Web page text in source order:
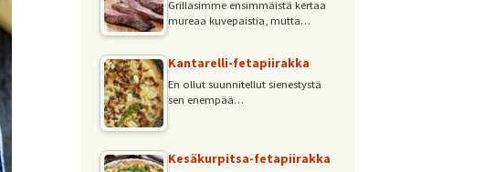
Grillasimme ensimmäistä kertaa
mureaa kuvepaistia, mutta…
Kantarelli-fetapiirakka
En ollut suunnitellut sienestystä
sen enempää…
Kesäkurpitsa-fetapiirakka